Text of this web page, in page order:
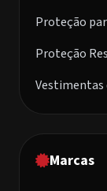
Proteção
Proteção
Vestimentas
Marcas